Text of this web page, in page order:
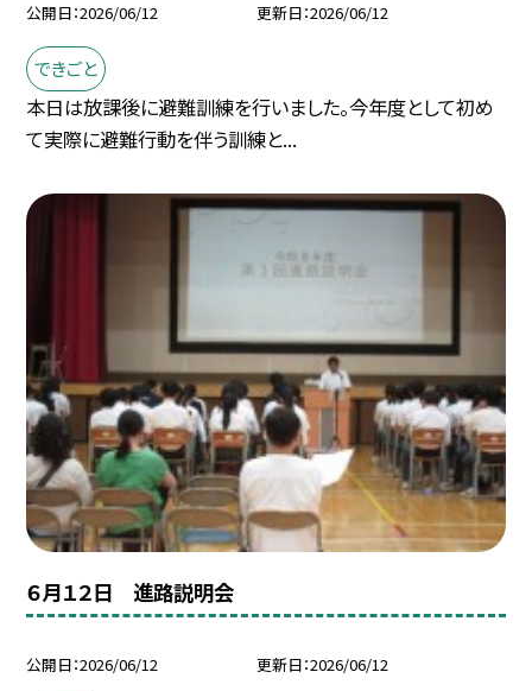
公開日 2026/06/12 更新日 2026/06/12
できごと
本日は放課後に避難訓練を行いました。今年度として初め
て実際に避難行動を伴う訓練と...
６月１２日 進路説明会
公開日 2026/06/12 更新日 2026/06/12